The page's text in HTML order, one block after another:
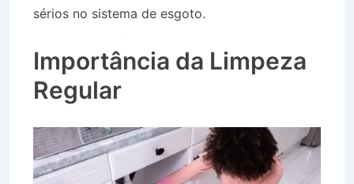
sérios no sistema de esgoto.
Importância da Limpeza
Regular